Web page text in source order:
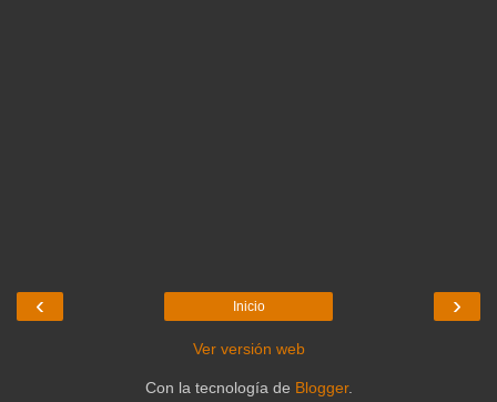
‹ ›
Inicio
Ver versión web
Con la tecnología de Blogger.